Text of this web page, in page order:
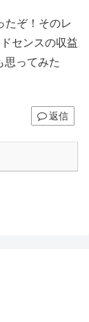
たぞ！そのレ
センスの収益
思ってみた
返信